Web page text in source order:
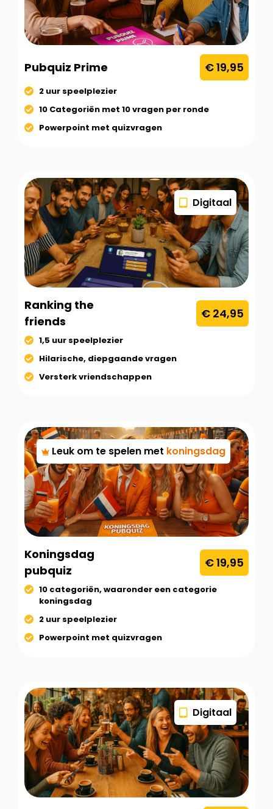
Pubquiz Prime € 19,95
2 uur speelplezier
10 Categoriën met 10 vragen per ronde
Powerpoint met quizvragen
Digitaal
Ranking the
friends
€ 24,95
1,5 uur speelplezier
Hilarische, diepgaande vragen
Versterk vriendschappen
Leuk om te spelen met koningsdag
Koningsdag
pubquiz
€ 19,95
10 categoriën, waaronder een categorie
koningsdag
2 uur speelplezier
Powerpoint met quizvragen
Digitaal